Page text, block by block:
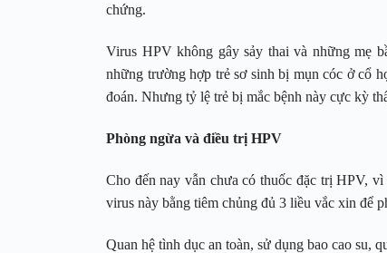
chứng.
Virus HPV không gây sảy thai và những mẹ
những trường hợp trẻ sơ sinh bị mụn cóc ở cổ
đoán. Nhưng tỷ lệ trẻ bị mắc bệnh này cực kỳ
Phòng ngừa và điều trị HPV
Cho đến nay vẫn chưa có thuốc đặc trị HPV,
virus này bằng tiêm chủng đủ 3 liều vắc xin để
Quan hệ tình dục an toàn, sử dụng bao cao su,